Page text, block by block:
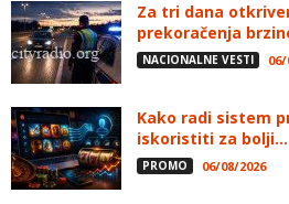
Za tri dana
prekoračenja
NACIONALNE VESTI
Kako radi sistem
iskoristiti za bolji...
PROMO 06/08/2026